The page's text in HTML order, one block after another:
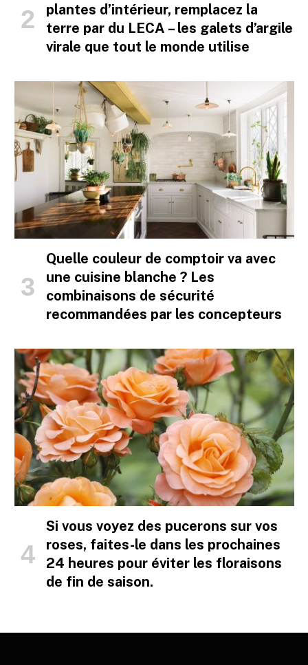
plantes d’intérieur, remplacez la
terre par du LECA – les galets d’argile
virale que tout le monde utilise
Quelle couleur de comptoir va avec
une cuisine blanche ? Les
combinaisons de sécurité
recommandées par les concepteurs
Si vous voyez des pucerons sur vos
roses, faites-le dans les prochaines
24 heures pour éviter les floraisons
de fin de saison.